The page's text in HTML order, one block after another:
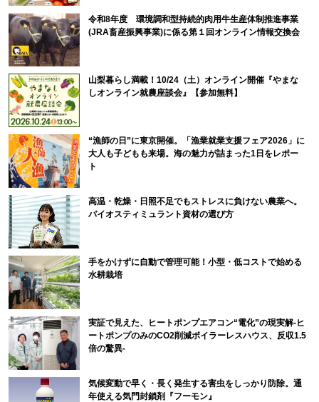
令和8年度 環境調和型持続的肉用牛生産体制推進事業
(JRA畜産振興事業)に係る第１回オンライン情報交換会
山梨暮らし満載！10/24（土）オンライン開催『やまな
しオンライン就農座談会』【参加無料】
“漁師の日”に東京開催。「漁業就業支援フェア2026」に
大人も子どもも来場。海の魅力が詰まった1日をレポー
ト
高温・乾燥・日照不足でもストレスに負けない農業へ。
バイオスティミュラント資材の選び方
手をかけずに自動で管理可能！小型・低コストで始める
水耕栽培
実証で見えた、ヒートポンプエアコン“電化”の現実解-ヒ
ートポンプのみのCO2削減ボイラーレスハウス、反収1.5
倍の驚異-
気候変動で早く・長く発生する害虫をしっかり防除。通
年使える気門封鎖剤『フーモン』